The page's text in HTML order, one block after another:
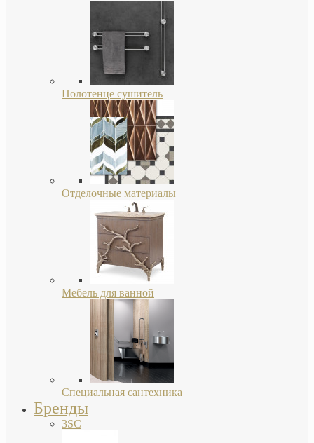
Полотенце сушитель
Отделочные материалы
Мебель для ванной
Специальная сантехника
Бренды
3SC